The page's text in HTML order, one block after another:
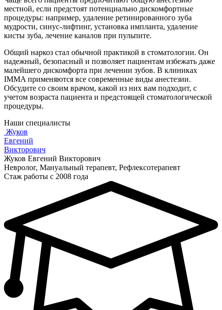
местной, если предстоят потенциально дискомфортные
процедуры: например, удаление ретинированного зуба
мудрости, синус-лифтинг, установка импланта, удаление
кисты зуба, лечение каналов при пульпите.
Общий наркоз стал обычной практикой в стоматологии. Он
надежный, безопасный и позволяет пациентам избежать даже
малейшего дискомфорта при лечении зубов. В клиниках
IMMA применяются все современные виды анестезии.
Обсудите со своим врачом, какой из них вам подходит, с
учетом возраста пациента и предстоящей стоматологической
процедуры.
Наши специалисты
Жуков
Евгений
Викторович
Жуков Евгений Викторович
Невролог, Мануальный терапевт, Рефлексотерапевт
Стаж работы с 2008 года